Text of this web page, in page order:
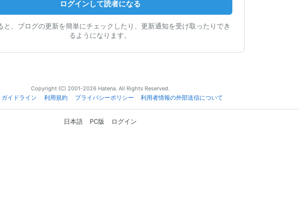
ログインして読者になる
と、ブログの更新を簡単にチェックしたり、更新通知を受け取ったりでき
るようになります。
Copyright (C) 2001-2026 Hatena. All Rights Reserved.
ガイドライン 利用規約 プライバシーポリシー 利用者情報の外部送信について
日本語 PC版 ログイン